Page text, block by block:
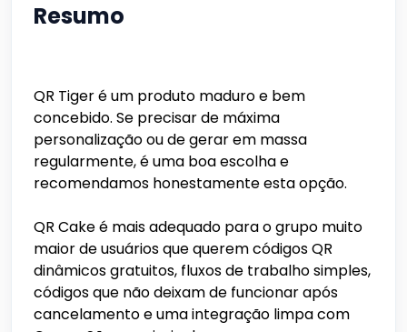
Resumo
QR Tiger é um produto maduro e bem
concebido. Se precisar de máxima
personalização ou de gerar em massa
regularmente, é uma boa escolha e
recomendamos honestamente esta opção.
QR Cake é mais adequado para o grupo muito
maior de usuários que querem códigos QR
dinâmicos gratuitos, fluxos de trabalho simples,
códigos que não deixam de funcionar após
cancelamento e uma integração limpa com